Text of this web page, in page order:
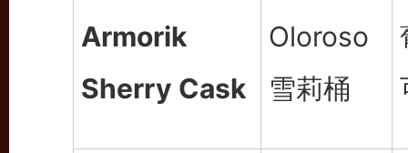
Armorik
Sherry Cask
Oloroso
雪莉桶